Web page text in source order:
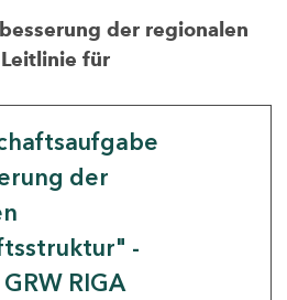
der regionalen
für
der
-
RIGA